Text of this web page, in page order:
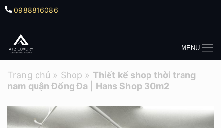
0988816086
MENU
Trang chủ » Shop » Thiết kế shop thời trang
nam quận Đống Đa | Hans Shop 30m2